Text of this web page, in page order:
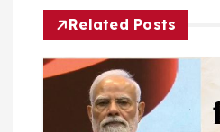
v
Related Posts